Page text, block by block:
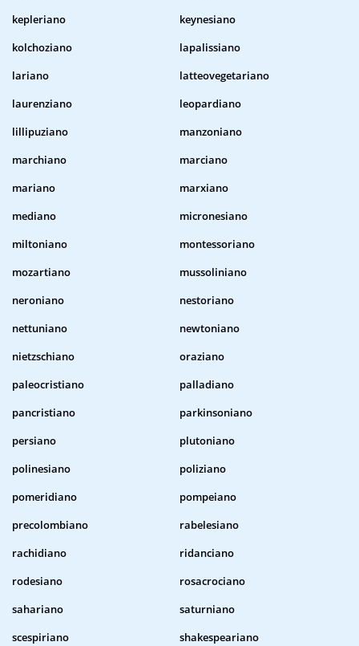
kepleriano
keynesiano
kolchoziano
lapalissiano
lariano
latteovegetariano
laurenziano
leopardiano
lillipuziano
manzoniano
marchiano
marciano
mariano
marxiano
mediano
micronesiano
miltoniano
montessoriano
mozartiano
mussoliniano
neroniano
nestoriano
nettuniano
newtoniano
nietzschiano
oraziano
paleocristiano
palladiano
pancristiano
parkinsoniano
persiano
plutoniano
polinesiano
poliziano
pomeridiano
pompeiano
precolombiano
rabelesiano
rachidiano
ridanciano
rodesiano
rosacrociano
sahariano
saturniano
scespiriano
shakespeariano